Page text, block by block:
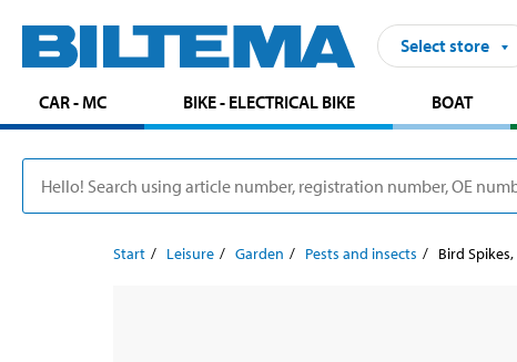
Select store
CAR - MC BIKE - ELECTRICAL BIKE BOAT
Start Leisure Garden Pests and insects Bird